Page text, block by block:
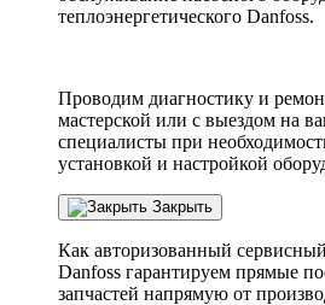
теплоэнергетического Danfoss.
Проводим диагностику и
мастерской или с выездом на
специалисты при
установкой и настройкой
Закрыть
Как авторизованный
Danfoss гарантируем прямые
запчастей напрямую от